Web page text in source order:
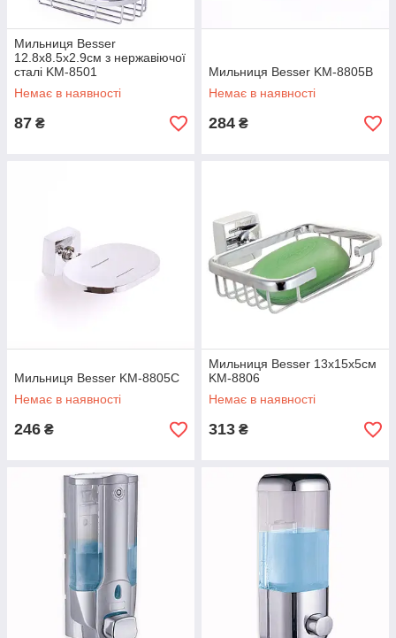
Мильниця Besser
12.8х8.5х2.9см з нержавіючої
сталі KM-8501
Немає в наявності
87 ₴
Мильниця Besser KM-8805B
Немає в наявності
284 ₴
Мильниця Besser KM-8805C
Немає в наявності
246 ₴
Мильниця Besser 13х15х5см
KM-8806
Немає в наявності
313 ₴